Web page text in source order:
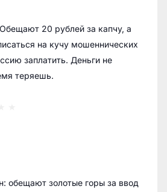
20 рублей за капчу, а
на кучу мошеннических
заплатить. Деньги не
теряешь.
обещают золотые горы за ввод